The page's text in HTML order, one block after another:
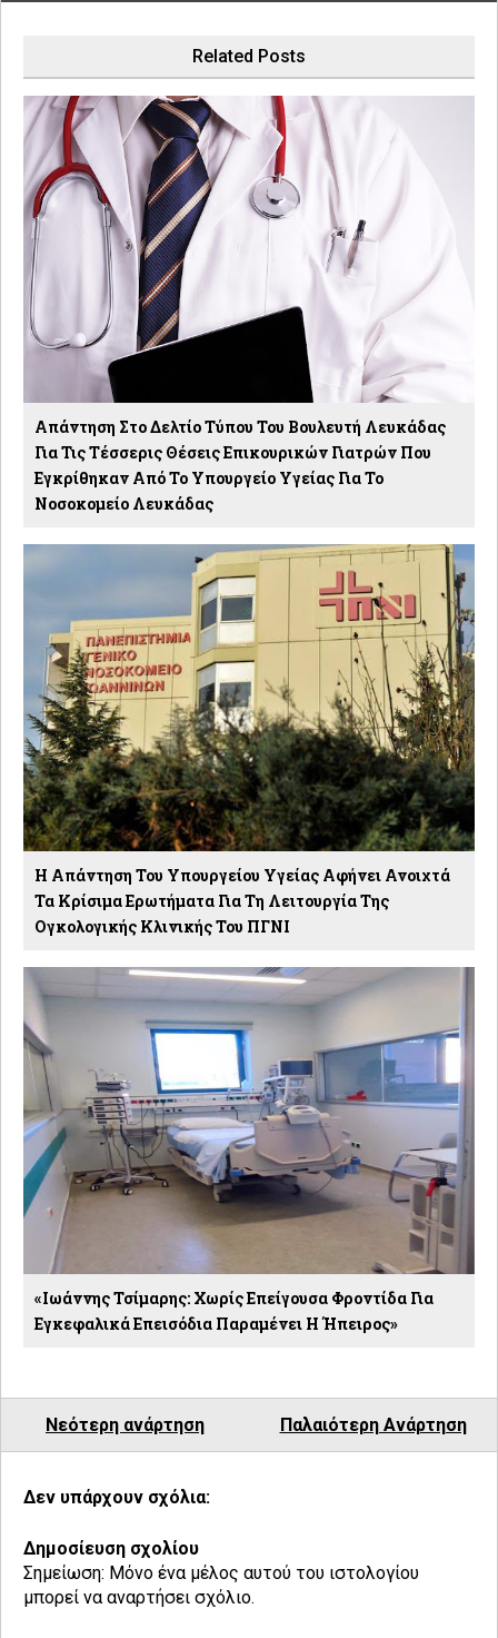
Related Posts
Απάντηση Στο Δελτίο Τύπου Του Βουλευτή Λευκάδας
Για Τις Τέσσερις Θέσεις Επικουρικών Γιατρών Που
Εγκρίθηκαν Από Το Υπουργείο Υγείας Για Το
Νοσοκομείο Λευκάδας
Η Απάντηση Του Υπουργείου Υγείας Αφήνει Ανοιχτά
Τα Κρίσιμα Ερωτήματα Για Τη Λειτουργία Της
Ογκολογικής Κλινικής Του ΠΓΝΙ
«Ιωάννης Τσίμαρης: Χωρίς Επείγουσα Φροντίδα Για
Εγκεφαλικά Επεισόδια Παραμένει Η Ήπειρος»
Νεότερη ανάρτηση Παλαιότερη Ανάρτηση
Δεν υπάρχουν σχόλια:
Δημοσίευση σχολίου
Σημείωση: Μόνο ένα μέλος αυτού του ιστολογίου
μπορεί να αναρτήσει σχόλιο.